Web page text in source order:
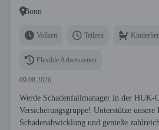
Bonn
Vollzeit Teilzeit
Flexible Arbeitszeiten
09.08.2026
Werde Schadenfallmanager in der HUK-
Versicherungsgruppe! Unterstütze
Schadenabwicklung und genieße